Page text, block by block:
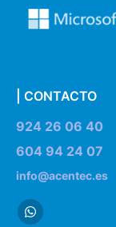
| CONTACTO
924 26 06 40
604 94 24 07
info@acentec.es